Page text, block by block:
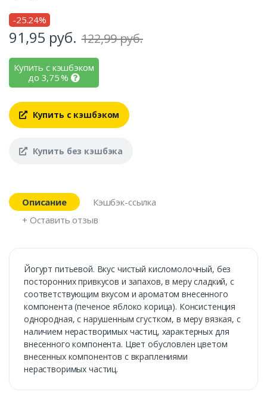
-25.24%
91,95 руб. 122,99 руб.
Купить с кэшбэком
до 3,75%
Купить с кэшбэком
Купить без кэшбэка
Описание
Кэшбэк-ссылка
+ Оставить отзыв
Йогурт питьевой. Вкус чистый кисломолочный, без
посторонних привкусов и запахов, в меру сладкий, с
соответствующим вкусом и ароматом внесенного
компонента (печеное яблоко корица). Консистенция
однородная, с нарушенным сгустком, в меру вязкая, с
наличием нерастворимых частиц, характерных для
внесенного компонента. Цвет обусловлен цветом
внесенных компонентов с вкраплениями
нерастворимых частиц.